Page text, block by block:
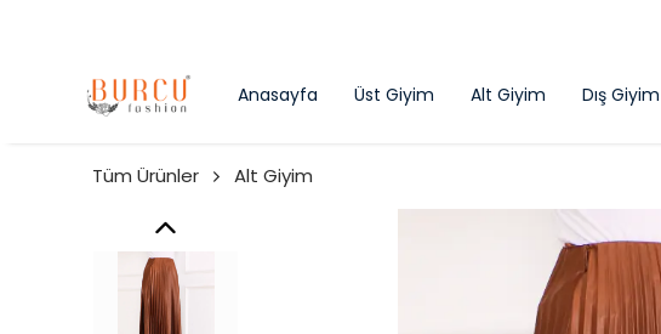
Anasayfa Üst Giyim Alt Giyim Dış Giyim
Tüm Ürünler Alt Giyim